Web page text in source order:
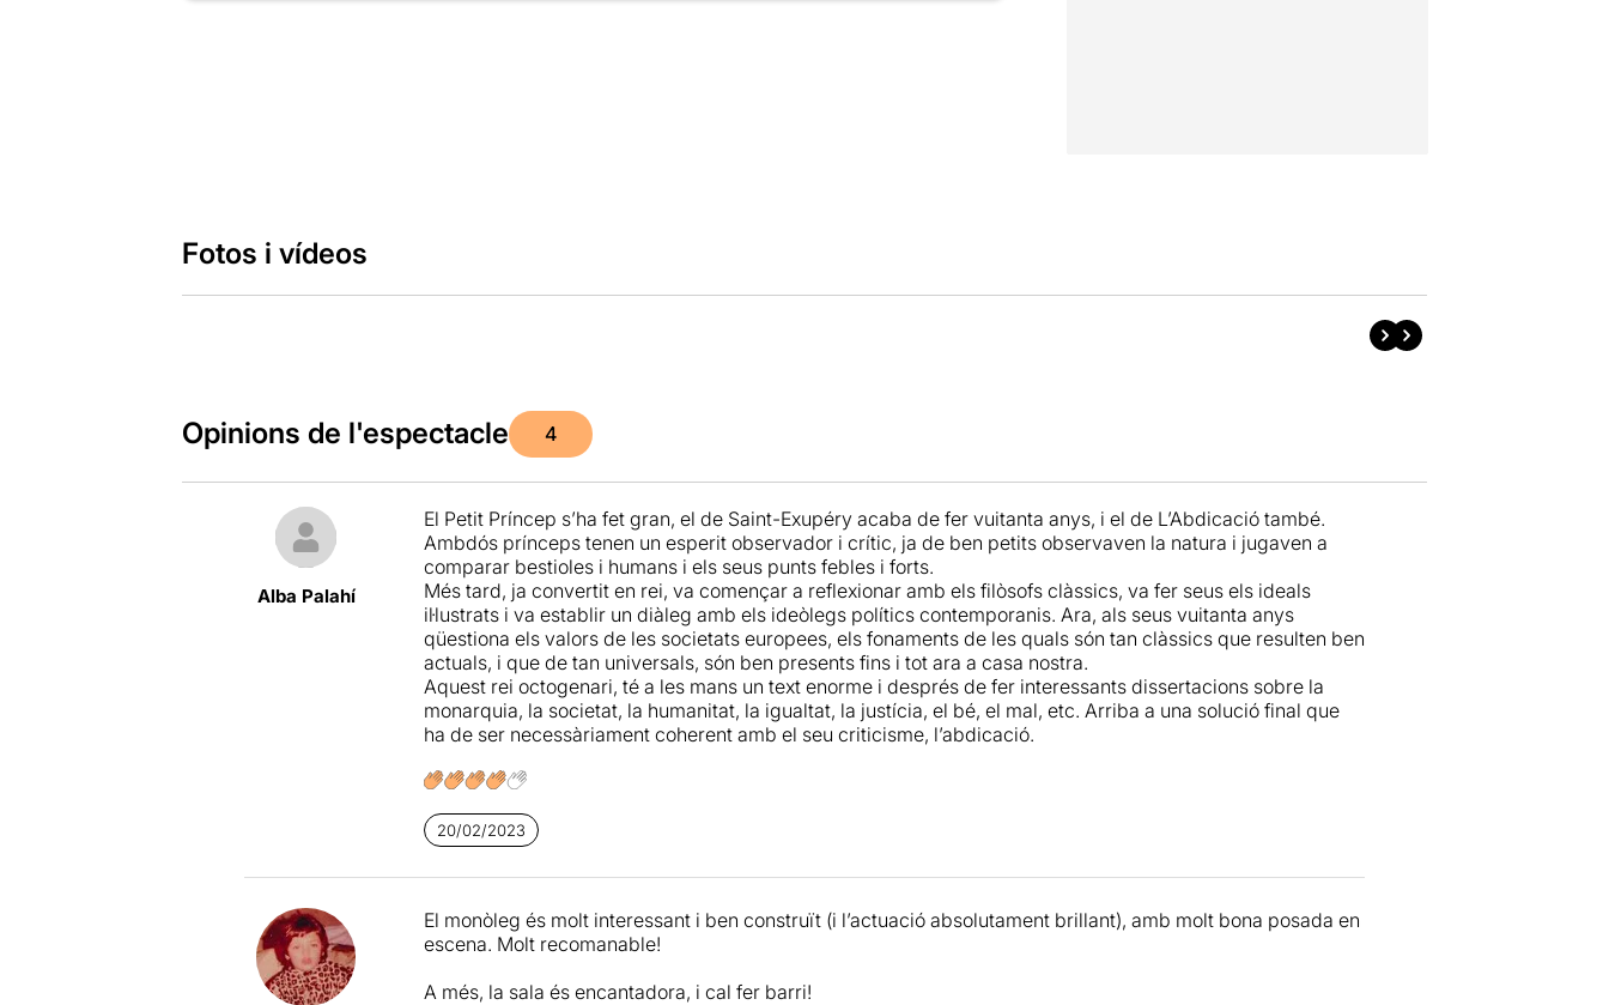
Fotos i vídeos
Opinions de l'espectacle 4
Alba Palahí
El Petit Príncep s’ha fet gran, el de Saint-Exupéry acaba de fer vuitanta anys, i el de L’Abdicació també.
Ambdós prínceps tenen un esperit observador i crític, ja de ben petits observaven la natura i jugaven a
comparar bestioles i humans i els seus punts febles i forts.
Més tard, ja convertit en rei, va començar a reflexionar amb els filòsofs clàssics, va fer seus els ideals
il·lustrats i va establir un diàleg amb els ideòlegs polítics contemporanis. Ara, als seus vuitanta anys
qüestiona els valors de les societats europees, els fonaments de les quals són tan clàssics que resulten ben
actuals, i que de tan universals, són ben presents fins i tot ara a casa nostra.
Aquest rei octogenari, té a les mans un text enorme i després de fer interessants dissertacions sobre la
monarquia, la societat, la humanitat, la igualtat, la justícia, el bé, el mal, etc. Arriba a una solució final que
ha de ser necessàriament coherent amb el seu criticisme, l’abdicació.
20/02/2023
El monòleg és molt interessant i ben construït (i l’actuació absolutament brillant), amb molt bona posada en
escena. Molt recomanable!
A més, la sala és encantadora, i cal fer barri!